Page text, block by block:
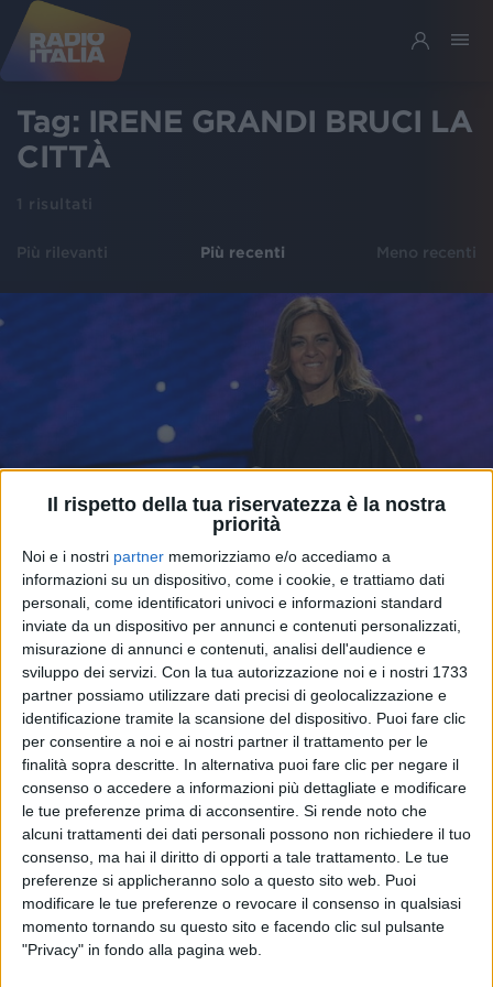
Il rispetto della tua riservatezza è la nostra
priorità
Noi e i nostri partner memorizziamo e/o accediamo a
informazioni su un dispositivo, come i cookie, e trattiamo dati
personali, come identificatori univoci e informazioni standard
inviate da un dispositivo per annunci e contenuti personalizzati,
misurazione di annunci e contenuti, analisi dell'audience e
sviluppo dei servizi. Con la tua autorizzazione noi e i nostri 1733
partner possiamo utilizzare dati precisi di geolocalizzazione e
identificazione tramite la scansione del dispositivo. Puoi fare clic
per consentire a noi e ai nostri partner il trattamento per le
finalità sopra descritte. In alternativa puoi fare clic per negare il
consenso o accedere a informazioni più dettagliate e modificare
le tue preferenze prima di acconsentire. Si rende noto che
alcuni trattamenti dei dati personali possono non richiedere il tuo
consenso, ma hai il diritto di opporti a tale trattamento. Le tue
preferenze si applicheranno solo a questo sito web. Puoi
modificare le tue preferenze o revocare il consenso in qualsiasi
momento tornando su questo sito e facendo clic sul pulsante
"Privacy" in fondo alla pagina web.
Tag: IRENE GRANDI BRUCI LA
CITTÀ
1 risultati
Più rilevanti Più recenti Meno recenti
NEWS 05 mag 2019
Irene Grandi torna per festeggiare 25 anni
di carriera
Grandi novità per l'artista toscana: nuovo singolo e
nuovo album!
diAndrea Daz